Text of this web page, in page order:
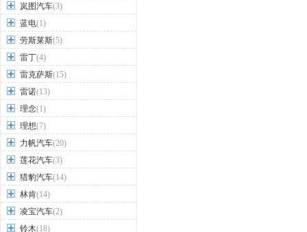
岚图汽车(3)
蓝电(1)
劳斯莱斯(5)
雷丁(4)
雷克萨斯(15)
雷诺(13)
理念(1)
理想(7)
力帆汽车(20)
莲花汽车(3)
猎豹汽车(14)
林肯(14)
凌宝汽车(2)
铃木(18)